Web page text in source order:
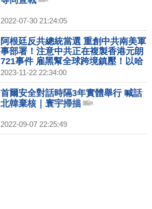
2022-07-30 21:24:05
阿根廷反共總統當選 重創中共南美軍
事部署！注意中共正在複製香港元朗
721事件 雇黑幫全球跨境鎮壓！以哈
就要停火？中共意圖在中東牽制美軍
無果！｜桑普｜吳明杰｜新聞大破解
【2023年11月22日】
2023-11-22 22:34:00
首爾安全對話時隔3年實體舉行 喊話
北韓棄核｜寰宇掃描
2022-09-07 22:25:49